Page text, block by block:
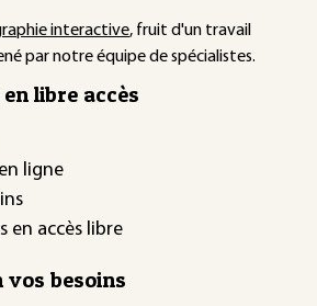
interactive, fruit d'un travail
par notre équipe de spécialistes.
libre accès
ligne
en accès libre
vos besoins